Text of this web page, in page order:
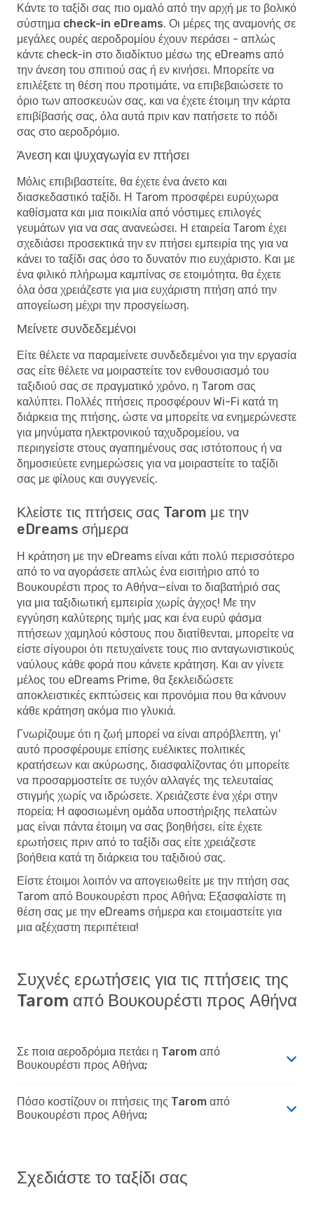
Κάντε το ταξίδι σας πιο ομαλό από την αρχή με το βολικό
σύστημα check-in eDreams. Οι μέρες της αναμονής σε
μεγάλες ουρές αεροδρομίου έχουν περάσει - απλώς
κάντε check-in στο διαδίκτυο μέσω της eDreams από
την άνεση του σπιτιού σας ή εν κινήσει. Μπορείτε να
επιλέξετε τη θέση που προτιμάτε, να επιβεβαιώσετε το
όριο των αποσκευών σας, και να έχετε έτοιμη την κάρτα
επιβίβασής σας, όλα αυτά πριν καν πατήσετε το πόδι
σας στο αεροδρόμιο.
Άνεση και ψυχαγωγία εν πτήσει
Μόλις επιβιβαστείτε, θα έχετε ένα άνετο και
διασκεδαστικό ταξίδι. Η Tarom προσφέρει ευρύχωρα
καθίσματα και μια ποικιλία από νόστιμες επιλογές
γευμάτων για να σας ανανεώσει. Η εταιρεία Tarom έχει
σχεδιάσει προσεκτικά την εν πτήσει εμπειρία της για να
κάνει το ταξίδι σας όσο το δυνατόν πιο ευχάριστο. Και με
ένα φιλικό πλήρωμα καμπίνας σε ετοιμότητα, θα έχετε
όλα όσα χρειάζεστε για μια ευχάριστη πτήση από την
απογείωση μέχρι την προσγείωση.
Μείνετε συνδεδεμένοι
Είτε θέλετε να παραμείνετε συνδεδεμένοι για την εργασία
σας είτε θέλετε να μοιραστείτε τον ενθουσιασμό του
ταξιδιού σας σε πραγματικό χρόνο, η Tarom σας
καλύπτει. Πολλές πτήσεις προσφέρουν Wi-Fi κατά τη
διάρκεια της πτήσης, ώστε να μπορείτε να ενημερώνεστε
για μηνύματα ηλεκτρονικού ταχυδρομείου, να
περιηγείστε στους αγαπημένους σας ιστότοπους ή να
δημοσιεύετε ενημερώσεις για να μοιραστείτε το ταξίδι
σας με φίλους και συγγενείς.
Κλείστε τις πτήσεις σας Tarom με την
eDreams σήμερα
Η κράτηση με την eDreams είναι κάτι πολύ περισσότερο
από το να αγοράσετε απλώς ένα εισιτήριο από το
Βουκουρέστι προς το Αθήνα—είναι το διαβατήριό σας
για μια ταξιδιωτική εμπειρία χωρίς άγχος! Με την
εγγύηση καλύτερης τιμής μας και ένα ευρύ φάσμα
πτήσεων χαμηλού κόστους που διατίθενται, μπορείτε να
είστε σίγουροι ότι πετυχαίνετε τους πιο ανταγωνιστικούς
ναύλους κάθε φορά που κάνετε κράτηση. Και αν γίνετε
μέλος του eDreams Prime, θα ξεκλειδώσετε
αποκλειστικές εκπτώσεις και προνόμια που θα κάνουν
κάθε κράτηση ακόμα πιο γλυκιά.
Γνωρίζουμε ότι η ζωή μπορεί να είναι απρόβλεπτη, γι'
αυτό προσφέρουμε επίσης ευέλικτες πολιτικές
κρατήσεων και ακύρωσης, διασφαλίζοντας ότι μπορείτε
να προσαρμοστείτε σε τυχόν αλλαγές της τελευταίας
στιγμής χωρίς να ιδρώσετε. Χρειάζεστε ένα χέρι στην
πορεία; Η αφοσιωμένη ομάδα υποστήριξης πελατών
μας είναι πάντα έτοιμη να σας βοηθήσει, είτε έχετε
ερωτήσεις πριν από το ταξίδι σας είτε χρειάζεστε
βοήθεια κατά τη διάρκεια του ταξιδιού σας.
Είστε έτοιμοι λοιπόν να απογειωθείτε με την πτήση σας
Tarom από Βουκουρέστι προς Αθήνα; Εξασφαλίστε τη
θέση σας με την eDreams σήμερα και ετοιμαστείτε για
μια αξέχαστη περιπέτεια!
Συχνές ερωτήσεις για τις πτήσεις της
Tarom από Βουκουρέστι προς Αθήνα
Σε ποια αεροδρόμια πετάει η Tarom από
Βουκουρέστι προς Αθήνα;
Πόσο κοστίζουν οι πτήσεις της Tarom από
Βουκουρέστι προς Αθήνα;
Σχεδιάστε το ταξίδι σας